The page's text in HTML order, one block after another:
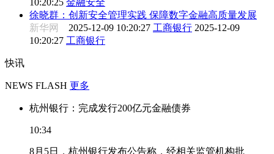
徐晓群：创新安全管理实践 保障数字金融高质量发展
新华网 2025-12-09 10:20:27 工商银行 2025-12-09
10:20:27 工商银行
快讯
NEWS FLASH 更多
杭州银行：完成发行200亿元金融债券
10:34
8月5日，杭州银行发布公告称，经相关监管机构批